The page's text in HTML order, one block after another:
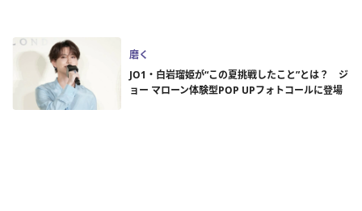
磨く
JO1・白岩瑠姫が“この夏挑戦したこと”とは？ ジ
ョー マローン体験型POP UPフォトコールに登場